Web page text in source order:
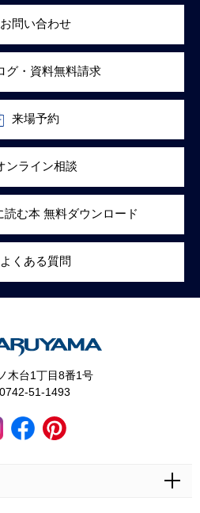
お問い合わせ
グ・資料無料請求
来場予約
ンライン相談
読む本 無料ダウンロード
よくある質問
木台1丁目8番1号
51-1493